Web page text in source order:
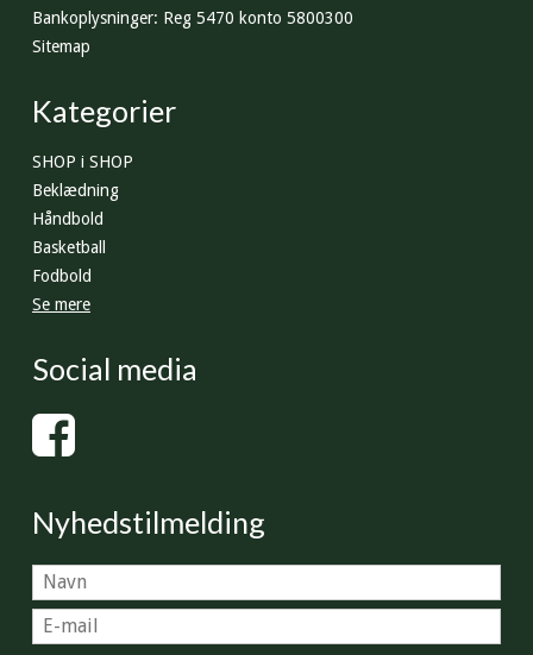
Bankoplysninger: Reg 5470 konto 5800300
Sitemap
Kategorier
SHOP i SHOP
Beklædning
Håndbold
Basketball
Fodbold
Se mere
Social media
Nyhedstilmelding